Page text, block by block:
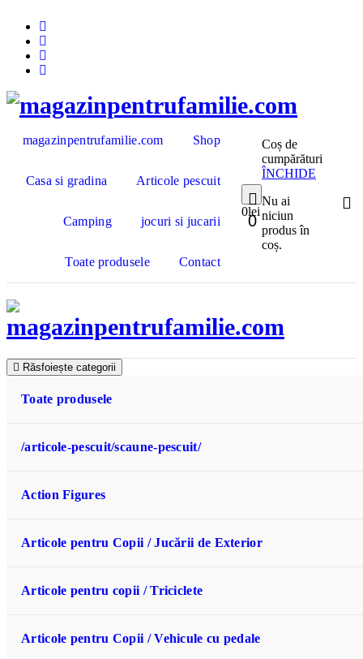
conținut
magazinpentrufamilie.com Shop
Casa si gradina Articole pescuit
Camping jocuri si jucarii
Toate produsele Contact
0
0lei
Coș de
cumpărături
ÎNCHIDE
Nu ai
niciun
produs în
coș.
Răsfoiește categorii
Toate produsele
/articole-pescuit/scaune-pescuit/
Action Figures
Articole pentru Copii / Jucării de Exterior
Articole pentru copii / Triciclete
Articole pentru Copii / Vehicule cu pedale